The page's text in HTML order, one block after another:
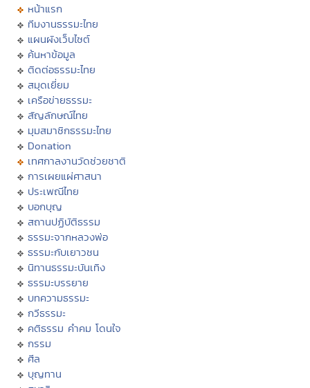
หน้าแรก
ทีมงานธรรมะไทย
แผนผังเว็บไซต์
ค้นหาข้อมูล
ติดต่อธรรมะไทย
สมุดเยี่ยม
เครือข่ายธรรมะ
สัญลักษณ์ไทย
มุมสมาชิกธรรมะไทย
Donation
เทศกาลงานวัดช่วยชาติ
การเผยแผ่ศาสนา
ประเพณีไทย
บอกบุญ
สถานปฏิบัติธรรม
ธรรมะจากหลวงพ่อ
ธรรมะกับเยาวชน
นิทานธรรมะบันเทิง
ธรรมะบรรยาย
บทความธรรมะ
กวีธรรมะ
คติธรรม คำคม โดนใจ
กรรม
ศีล
บุญทาน